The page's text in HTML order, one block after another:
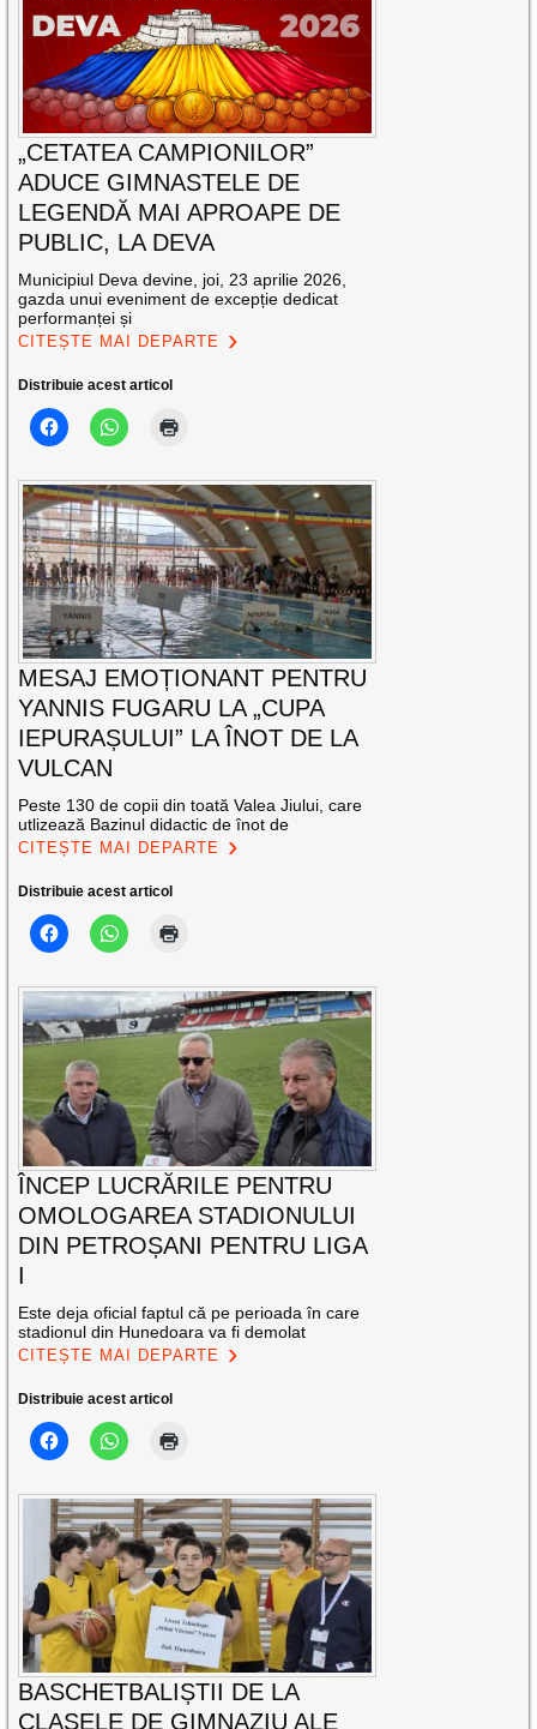
„CETATEA CAMPIONILOR”
ADUCE GIMNASTELE DE
LEGENDĂ MAI APROAPE DE
PUBLIC, LA DEVA
Municipiul Deva devine, joi, 23 aprilie 2026,
gazda unui eveniment de excepție dedicat
performanței și
CITEȘTE MAI DEPARTE
Distribuie acest articol
MESAJ EMOȚIONANT PENTRU
YANNIS FUGARU LA „CUPA
IEPURAȘULUI” LA ÎNOT DE LA
VULCAN
Peste 130 de copii din toată Valea Jiului, care
utlizează Bazinul didactic de înot de
CITEȘTE MAI DEPARTE
Distribuie acest articol
ÎNCEP LUCRĂRILE PENTRU
OMOLOGAREA STADIONULUI
DIN PETROȘANI PENTRU LIGA
I
Este deja oficial faptul că pe perioada în care
stadionul din Hunedoara va fi demolat
CITEȘTE MAI DEPARTE
Distribuie acest articol
BASCHETBALIȘTII DE LA
CLASELE DE GIMNAZIU ALE